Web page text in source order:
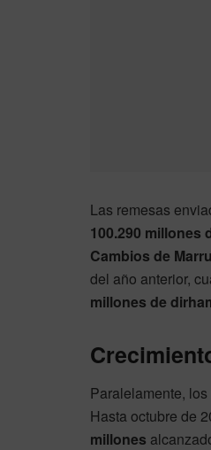
Las remesas
100.290 millones
Cambios de
del año anterior,
millones de
Paralelamente,
Hasta octubre de
millones